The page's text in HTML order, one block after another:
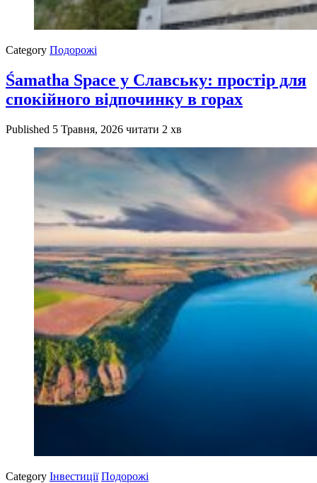
Category Подорожі
Śamatha Space у Славську: простір для
спокійного відпочинку в горах
Published 5 Травня, 2026 читати 2 хв
Category Інвестиції Подорожі